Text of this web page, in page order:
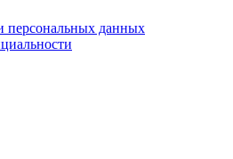
персональных данных